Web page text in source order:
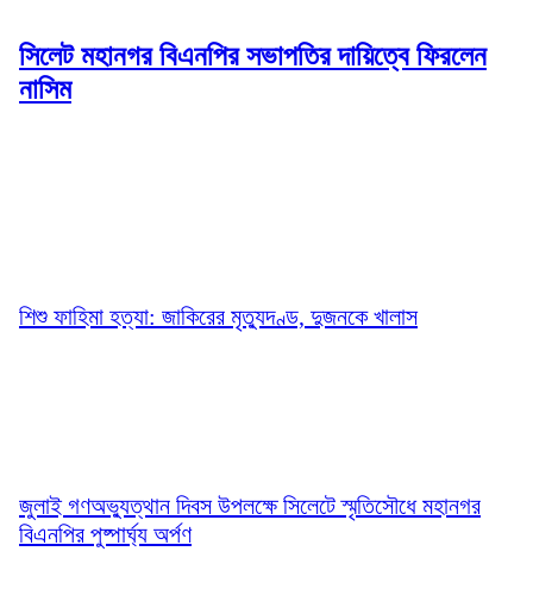
সিলেট মহানগর বিএনপির সভাপতির দায়িত্বে ফিরলেন
নাসিম
শিশু ফাহিমা হত্যা: জাকিরের মৃত্যুদণ্ড, দুজনকে খালাস
জুলাই গণঅভ্যুত্থান দিবস উপলক্ষে সিলেটে স্মৃতিসৌধে মহানগর
বিএনপির পুষ্পার্ঘ্য অর্পণ